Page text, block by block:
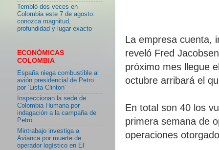
La empresa cuenta,
reveló Fred
próximo mes llegue
octubre arribará el
En total son 40 los
primera semana de
operaciones
Tembló dos veces en
Colombia este 7 de agosto:
conozca magnitud,
profundidad y lugar exacto
ECONÓMICAS
COLOMBIA
España niega combustible al
avión presidencial de Petro
por ‘Lista Clinton’
Inspeccionan la sede de
Colombia Humana por
indagación a la campaña de
Petro
Mintrabajo investiga a
Avianca por muerte de
operador logístico en El